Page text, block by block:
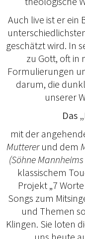
Auch live ist er ein
geschätzt wird. In
zu Gott, oft in
Formulierungen
darum, die
unserer
Das
mit der
Muttererund dem
(Söhne
klassischem
Projekt „7
Songs zum
und Themen
Klingen. Sie loten